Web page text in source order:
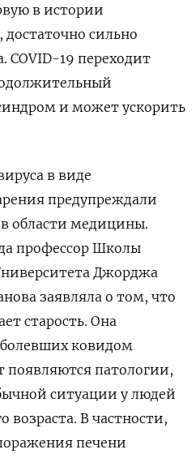
в истории
сильно
COVID-19 переходит
и может ускорить
в виде
предупреждали
области медицины.
профессор Школы
Джорджа
заявляла о том, что
старость. Она
ковидом
появляются патологии,
ситуации у людей
возраста. В частности,
печени